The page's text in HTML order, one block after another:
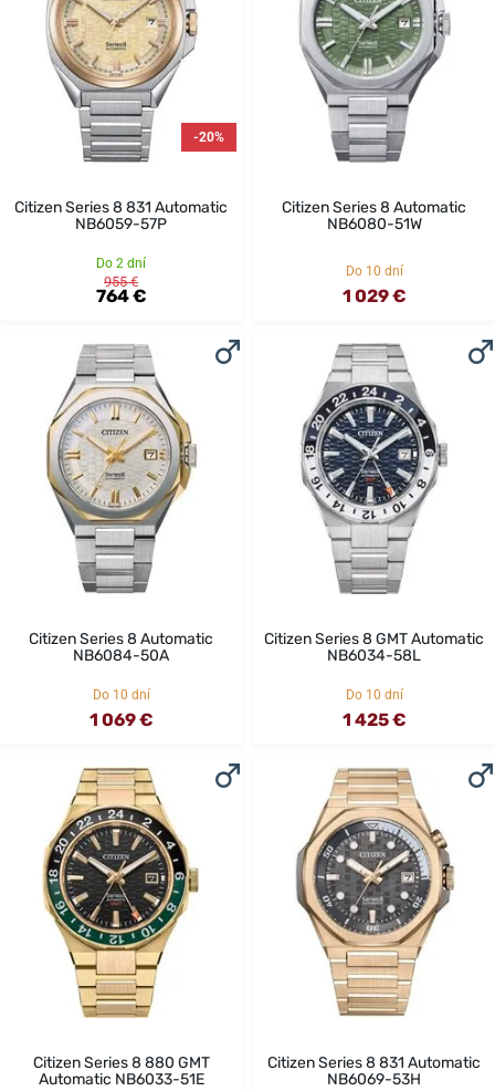
-20%
Citizen Series 8 831 Automatic
NB6059-57P
Do 2 dní
955 €
764 €
Citizen Series 8 Automatic
NB6080-51W
Do 10 dní
1 029 €
Citizen Series 8 Automatic
NB6084-50A
Do 10 dní
1 069 €
Citizen Series 8 GMT Automatic
NB6034-58L
Do 10 dní
1 425 €
Citizen Series 8 880 GMT
Automatic NB6033-51E
Citizen Series 8 831 Automatic
NB6069-53H